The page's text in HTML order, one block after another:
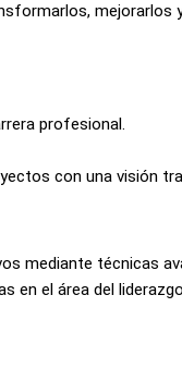
profesional.
con una visión
mediante técnicas
en el área del